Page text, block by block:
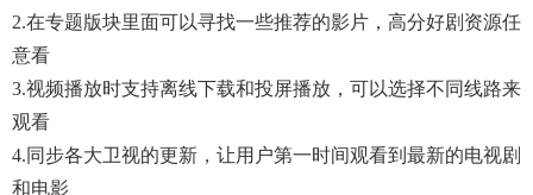
2.在专题版块里面可以寻找一些推荐的影片，高分好剧资源任
意看
3.视频播放时支持离线下载和投屏播放，可以选择不同线路来
观看
4.同步各大卫视的更新，让用户第一时间观看到最新的电视剧
和电影